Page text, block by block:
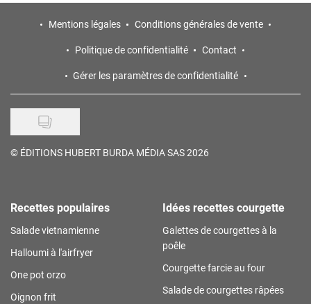
Mentions légales
Conditions générales de vente
Politique de confidentialité
Contact
Gérer les paramètres de confidentialité
© ÉDITIONS HUBERT BURDA MÉDIA SAS 2026
Recettes populaires
Salade vietnamienne
Halloumi à l'airfryer
One pot orzo
Oignon frit
Idées recettes courgette
Galettes de courgettes à la
poêle
Courgette farcie au four
Salade de courgettes râpées